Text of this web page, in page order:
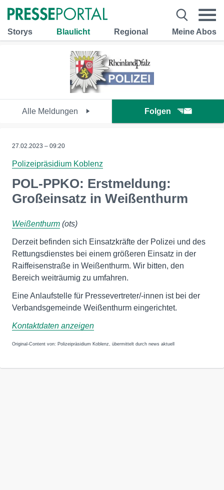
Storys Blaulicht Regional Meine Abos
Alle Meldungen Folgen
27.02.2023 – 09:20
Polizeipräsidium Koblenz
POL-PPKO: Erstmeldung:
Großeinsatz in Weißenthurm
Weißenthurm (ots)
Derzeit befinden sich Einsatzkräfte der Polizei und des
Rettungsdienstes bei einem größeren Einsatz in der
Raiffeisenstraße in Weißenthurm. Wir bitten, den
Bereich weiträumig zu umfahren.
Eine Anlaufstelle für Pressevertreter/-innen ist bei der
Verbandsgemeinde Weißenthurm eingerichtet.
Kontaktdaten anzeigen
Original-Content von: Polizeipräsidium Koblenz, übermittelt durch news aktuell